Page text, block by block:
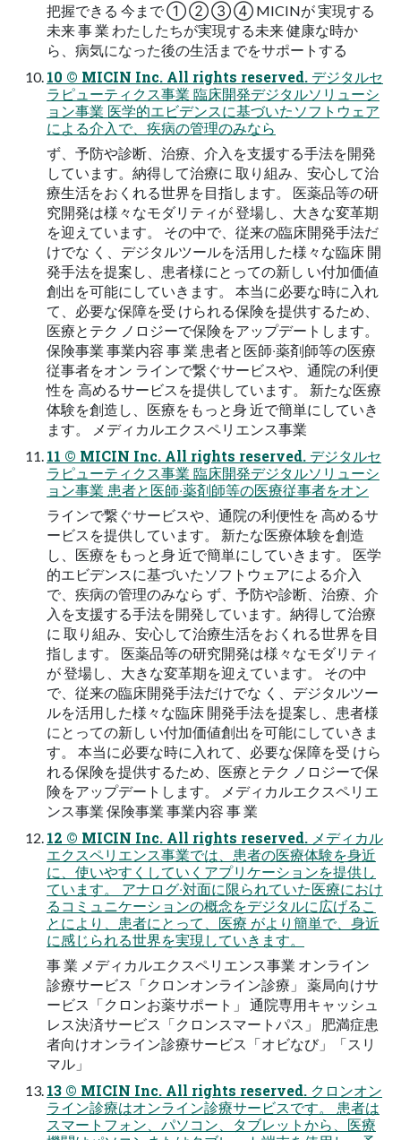
把握できる 今まで ① ② ③ ④ MICINが 実現する
未来 事 業 わたしたちが実現する未来 健康な時か
ら、病気になった後の⽣活までをサポートする
10 © MICIN Inc. All rights reserved. デジタルセ
ラピューティクス事業 臨床開発デジタルソリューシ
ョン事業 医学的エビデンスに基づいたソフトウェア
による介⼊で、疾病の管理のみなら
ず、予防や診断、治療、介⼊を⽀援する⼿法を開発
しています。納得して治療に 取り組み、安⼼して治
療⽣活をおくれる世界を⽬指します。 医薬品等の研
究開発は様々なモダリティが 登場し、⼤きな変⾰期
を迎えています。 その中で、従来の臨床開発⼿法だ
けでな く、デジタルツールを活⽤した様々な臨床 開
発⼿法を提案し、患者様にとっての新し い付加価値
創出を可能にしていきます。 本当に必要な時に⼊れ
て、必要な保障を受 けられる保険を提供するため、
医療とテク ノロジーで保険をアップデートします。
保険事業 事業内容 事 業 患者と医師‧薬剤師等の医療
従事者をオン ラインで繋ぐサービスや、通院の利便
性を ⾼めるサービスを提供しています。 新たな医療
体験を創造し、医療をもっと⾝ 近で簡単にしていき
ます。 メディカルエクスペリエンス事業
11 © MICIN Inc. All rights reserved. デジタルセ
ラピューティクス事業 臨床開発デジタルソリューシ
ョン事業 患者と医師‧薬剤師等の医療従事者をオン
ラインで繋ぐサービスや、通院の利便性を ⾼めるサ
ービスを提供しています。 新たな医療体験を創造
し、医療をもっと⾝ 近で簡単にしていきます。 医学
的エビデンスに基づいたソフトウェアによる介⼊
で、疾病の管理のみなら ず、予防や診断、治療、介
⼊を⽀援する⼿法を開発しています。納得して治療
に 取り組み、安⼼して治療⽣活をおくれる世界を⽬
指します。 医薬品等の研究開発は様々なモダリティ
が 登場し、⼤きな変⾰期を迎えています。 その中
で、従来の臨床開発⼿法だけでな く、デジタルツー
ルを活⽤した様々な臨床 開発⼿法を提案し、患者様
にとっての新し い付加価値創出を可能にしていきま
す。 本当に必要な時に⼊れて、必要な保障を受 けら
れる保険を提供するため、医療とテク ノロジーで保
険をアップデートします。 メディカルエクスペリエ
ンス事業 保険事業 事業内容 事 業
12 © MICIN Inc. All rights reserved. メディカル
エクスペリエンス事業では、患者の医療体験を⾝近
に、使いやすくしていくアプリケーションを提供し
ています。 アナログ‧対⾯に限られていた医療におけ
るコミュニケーションの概念をデジタルに広げるこ
とにより、患者にとって、医療 がより簡単で、⾝近
に感じられる世界を実現していきます。
事 業 メディカルエクスペリエンス事業 オンライン
診療サービス「クロンオンライン診療」 薬局向けサ
ービス「クロンお薬サポート」 通院専⽤キャッシュ
レス決済サービス「クロンスマートパス」 肥満症患
者向けオンライン診療サービス「オビなび」「スリ
マル」
13 © MICIN Inc. All rights reserved. クロンオン
ライン診療はオンライン診療サービスです。 患者は
スマートフォン、パソコン、タブレットから、医療